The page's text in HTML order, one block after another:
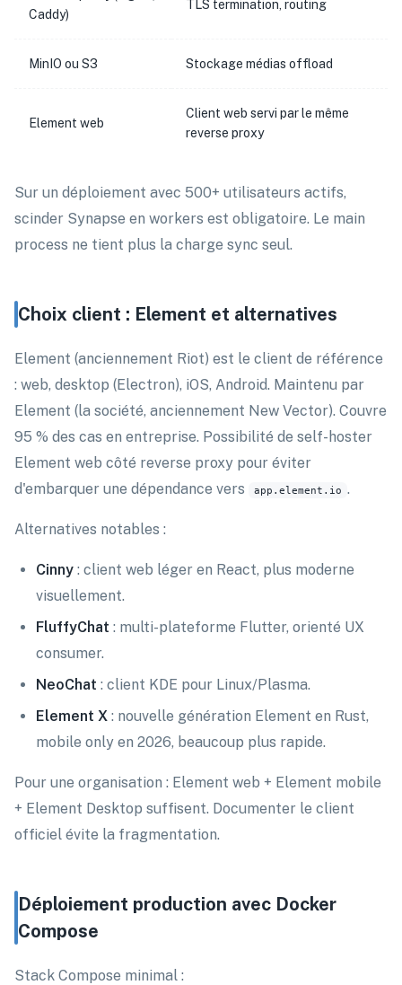
Caddy)
TLS termination, routing
MinIO ou S3 Stockage médias offload
Element web
Client web servi par le même
reverse proxy
Sur un déploiement avec 500+ utilisateurs actifs,
scinder Synapse en workers est obligatoire. Le main
process ne tient plus la charge sync seul.
Choix client : Element et alternatives
Element (anciennement Riot) est le client de référence
: web, desktop (Electron), iOS, Android. Maintenu par
Element (la société, anciennement New Vector). Couvre
95 % des cas en entreprise. Possibilité de self-hoster
Element web côté reverse proxy pour éviter
d'embarquer une dépendance vers
app.element.io .
Alternatives notables :
Cinny : client web léger en React, plus moderne
visuellement.
FluffyChat : multi-plateforme Flutter, orienté UX
consumer.
NeoChat : client KDE pour Linux/Plasma.
Element X : nouvelle génération Element en Rust,
mobile only en 2026, beaucoup plus rapide.
Pour une organisation : Element web + Element mobile
+ Element Desktop suffisent. Documenter le client
officiel évite la fragmentation.
Déploiement production avec Docker
Compose
Stack Compose minimal :